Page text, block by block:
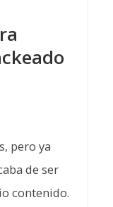
pero ya
de ser
contenido.